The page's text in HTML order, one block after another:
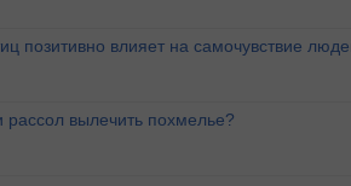
позитивно влияет на самочувствие
рассол вылечить похмелье?